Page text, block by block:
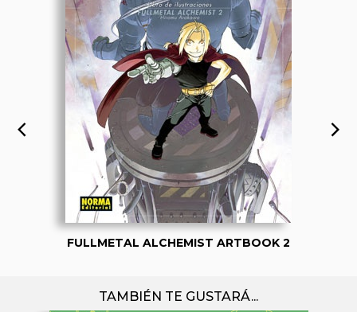
FULLMETAL ALCHEMIST ARTBOOK 2
TAMBIÉN TE GUSTARÁ...